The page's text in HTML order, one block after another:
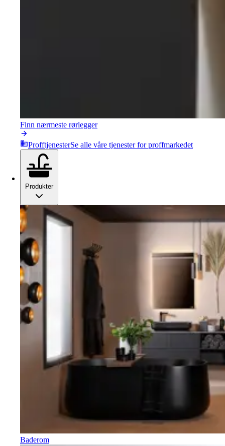
Finn nærmeste rørlegger
ProfftjenesterSe alle våre tjenester for proffmarkedet
Produkter
Baderom